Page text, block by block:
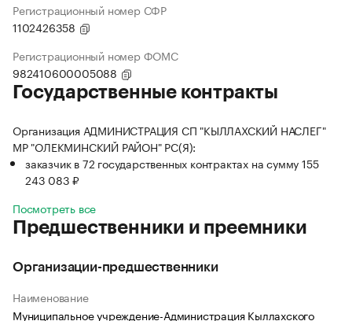
Регистрационный номер СФР
1102426358
Регистрационный номер ФОМС
982410600005088
Государственные контракты
Организация АДМИНИСТРАЦИЯ СП "КЫЛЛАХСКИЙ НАСЛЕГ"
МР "ОЛЕКМИНСКИЙ РАЙОН" РС(Я):
заказчик в 72 государственных контрактах на сумму 155
243 083 ₽
Посмотреть все
Предшественники и преемники
Организации-предшественники
Наименование
Муниципальное учреждение-Администрация Кыллахского